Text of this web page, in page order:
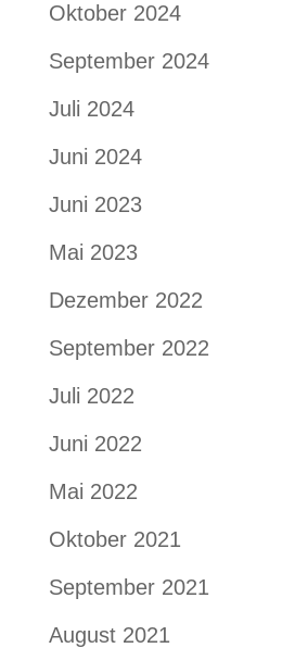
Oktober 2024
September 2024
Juli 2024
Juni 2024
Juni 2023
Mai 2023
Dezember 2022
September 2022
Juli 2022
Juni 2022
Mai 2022
Oktober 2021
September 2021
August 2021